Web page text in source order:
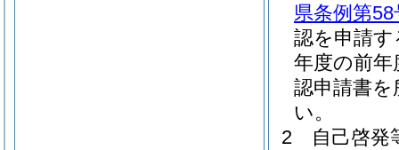
県条例第58
認を申請
年度の前
認申請書
い。
2
自己啓